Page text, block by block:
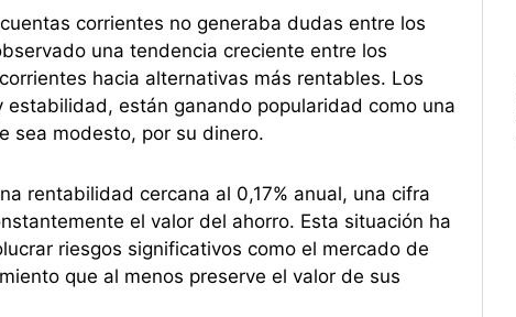
corrientes no generaba dudas entre los
una tendencia creciente entre los
hacia alternativas más rentables. Los
están ganando popularidad como una
sea modesto, por su dinero.
rentabilidad cercana al 0,17% anual, una cifra
el valor del ahorro. Esta situación ha
riesgos significativos como el mercado de
que al menos preserve el valor de sus